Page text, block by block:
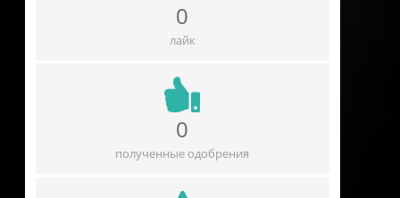
0
лайк
0
полученные одобрения